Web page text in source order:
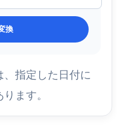
換
指定した日付に
ます。